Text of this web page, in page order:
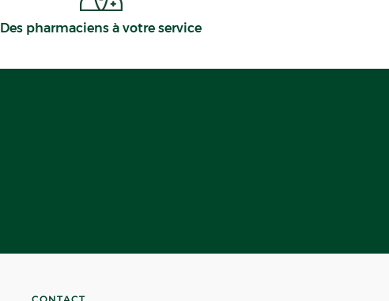
Des pharmaciens à votre service